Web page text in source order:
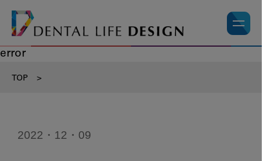
error
TOP >
2022・12・09